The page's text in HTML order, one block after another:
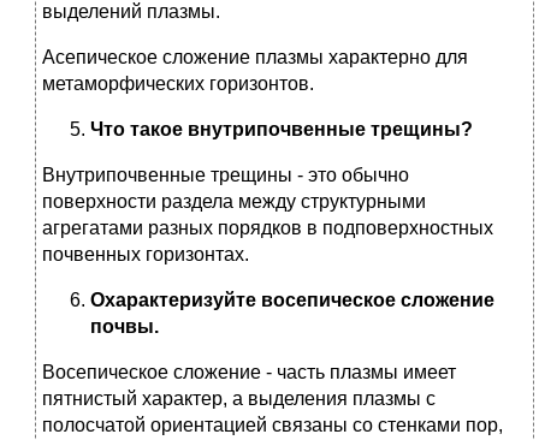
выделений плазмы.
Асепическое сложение плазмы характерно для
метаморфических горизонтов.
Что такое внутрипочвенные трещины?
Внутрипочвенные трещины - это обычно
поверхности раздела между структурными
агрегатами разных порядков в подповерхностных
почвенных горизонтах.
Охарактеризуйте восепическое сложение
почвы.
Восепическое сложение - часть плазмы имеет
пятнистый характер, а выделения плазмы с
полосчатой ориентацией связаны со стенками пор,